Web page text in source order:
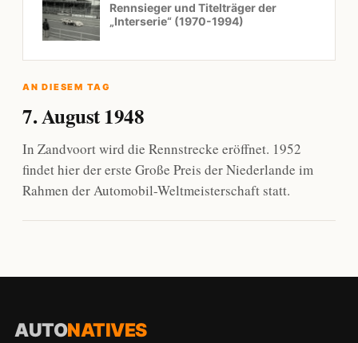
Rennsieger und Titelträger der
„Interserie“ (1970-1994)
AN DIESEM TAG
7. August 1948
In Zandvoort wird die Rennstrecke eröffnet. 1952
findet hier der erste Große Preis der Niederlande im
Rahmen der Automobil-Weltmeisterschaft statt.
AUTONATIVES